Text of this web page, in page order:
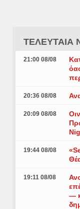
ΤΕΛΕΥΤΑΙΑ
21:00 08/08
20:36 08/08
20:09 08/08
19:44 08/08
19:11 08/08
—